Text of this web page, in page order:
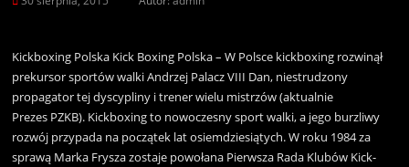
Kickboxing Polska Kick Boxing Polska – W Polsce kickboxing rozwinął
prekursor sportów walki Andrzej Palacz VIII Dan, niestrudzony
propagator tej dyscypliny i trener wielu mistrzów (aktualnie
Prezes PZKB). Kickboxing to nowoczesny sport walki, a jego burzliwy
rozwój przypada na początek lat osiemdziesiątych. W roku 1984 za
sprawą Marka Frysza zostaje powołana Pierwsza Rada Klubów Kick-